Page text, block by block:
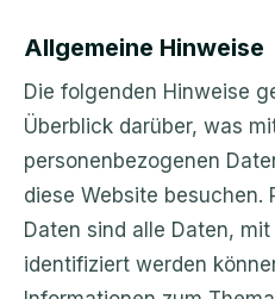
Allgemeine Hinweise
Die folgenden Hinweise
Überblick darüber, was
personenbezogenen
diese Website besuchen.
Daten sind alle Daten,
identifiziert werden